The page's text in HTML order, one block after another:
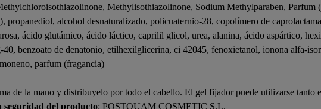
Methylisothiazolinone, Sodium Methylparaben, Parfum
propanediol, alcohol desnaturalizado, policuaternio-28, copolímero de
ácido glutámico, ácido láctico, caprilil glicol, urea, alanina, ácido aspártico,
benzoato de denatonio, etilhexilglicerina, ci 42045, fenoxietanol, ionona alfa-
parfum (fragancia)
de la mano y distribuyelo por todo el cabello. El gel fijador puede utilizarse tanto
seguridad del producto: POSTQUAM COSMETIC S.L.